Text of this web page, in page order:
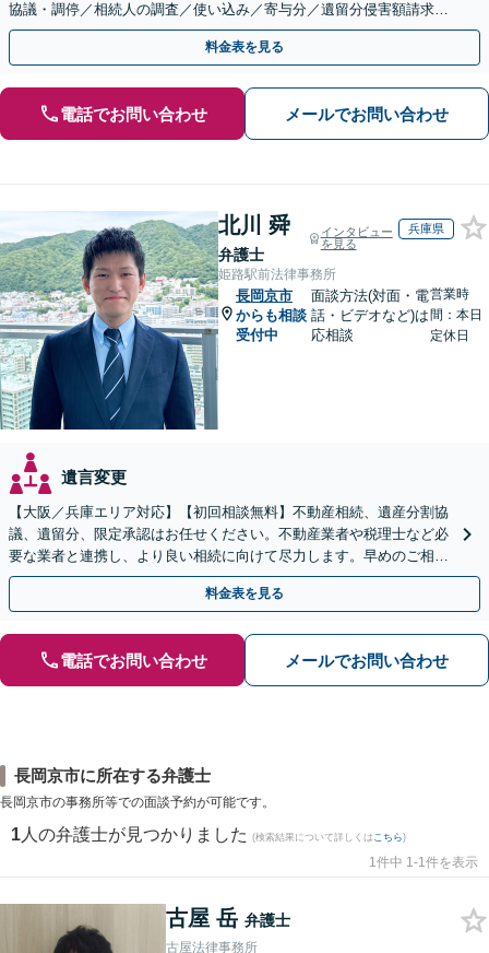
協議・調停／相続人の調査／使い込み／寄与分／遺留分侵害額請求／
相続放棄（借金の相続）／遺言書作成【休日・夜間相談可】
料金表を見る
電話でお問い合わせ メールでお問い合わせ
北川 舜
弁護士
インタビュー
を見る
兵庫県
姫路駅前法律事務所
長岡京市
からも相談
受付中
面談方法(対面・電
話・ビデオなど)は
応相談
営業時
間：本日
定休日
遺言変更
【大阪／兵庫エリア対応】【初回相談無料】不動産相続、遺産分割協
議、遺留分、限定承認はお任せください。不動産業者や税理士など必
要な業者と連携し、より良い相続に向けて尽力します。早めのご相談
が複雑化を防ぐカギとなります【休日相談可】
料金表を見る
電話でお問い合わせ メールでお問い合わせ
長岡京市に所在する弁護士
長岡京市の事務所等での面談予約が可能です。
1 人の弁護士が見つかりました (検索結果について詳しくは こちら)
1件中 1-1件を表示
古屋 岳 弁護士
古屋法律事務所